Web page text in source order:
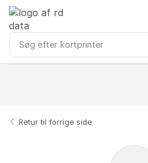
Søg efter kortprinter
Retur til forrige side